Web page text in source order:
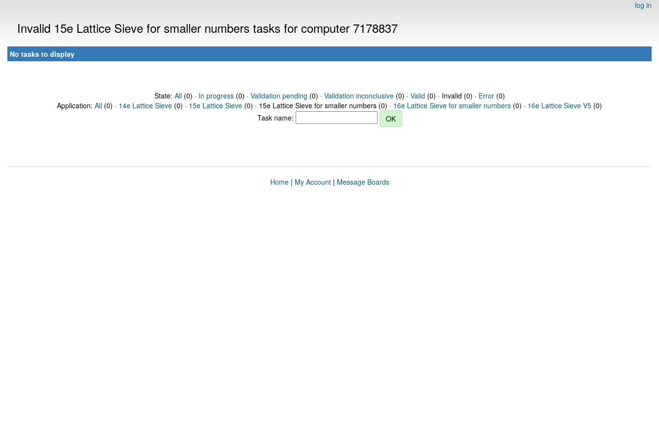
log in
Invalid 15e Lattice Sieve for smaller numbers tasks for computer 7178837
No tasks to display
State: All(0) · In progress(0) · Validation pending (0) · Validation inconclusive(0) · Valid (0) · Invalid (0) · Error(0)
Application: All (0) · 14e Lattice Sieve (0) · 15e Lattice Sieve (0) · 15e Lattice Sieve for smaller numbers (0) · 16e Lattice Sieve for smaller numbers (0) · 16e Lattice Sieve V5 (0)
Task name:
Home| My Account| Message Boards